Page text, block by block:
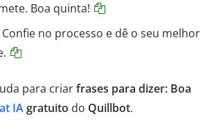
Boa quinta!
no processo e dê o seu melhor
para criarfrases para dizer: Boa
IAgratuito do Quillbot.